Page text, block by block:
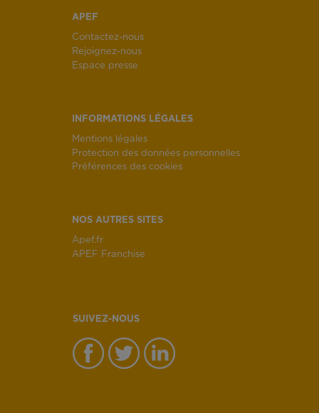
APEF
Contactez-nous
Rejoignez-nous
Espace presse
INFORMATIONS LÉGALES
Mentions légales
Protection des données personnelles
Préférences des cookies
NOS AUTRES SITES
Apef.fr
APEF Franchise
SUIVEZ-NOUS